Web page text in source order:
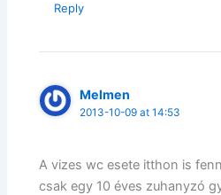
Reply
Melmen
2013-10-09 at 14:53
A vizes wc esete itthon is
csak egy 10 éves zuhanyzó